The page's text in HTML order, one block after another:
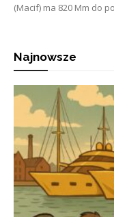
(Macif) ma 820 Mm do
Najnowsze